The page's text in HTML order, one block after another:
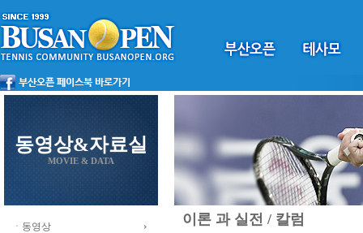
동영상&자료실
MOVIE & DATA
ㆍ동영상 이론 과 실전 / 칼럼